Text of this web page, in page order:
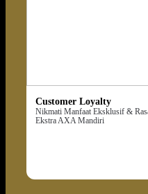
Customer Loyalty
Nikmati Manfaat Eksklusif &
Ekstra AXA Mandiri